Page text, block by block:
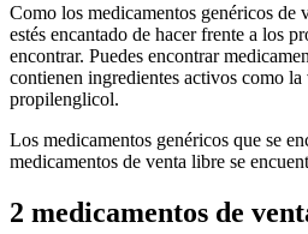
Como los medicamentos genéricos de
estés encantado de hacer frente a los
encontrar. Puedes encontrar
contienen ingredientes activos como
propilenglicol.
Los medicamentos genéricos que se
medicamentos de venta libre se
2 medicamentos de